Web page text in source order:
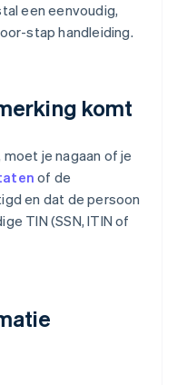
een eenvoudig,
stap handleiding.
komt
je nagaan of je
of de
en dat de persoon
TIN (SSN, ITIN of